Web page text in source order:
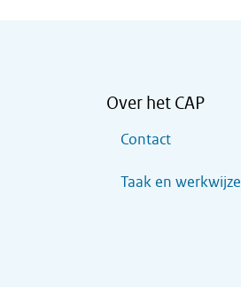
Over het CAP
Contact
Taak en werkwijze